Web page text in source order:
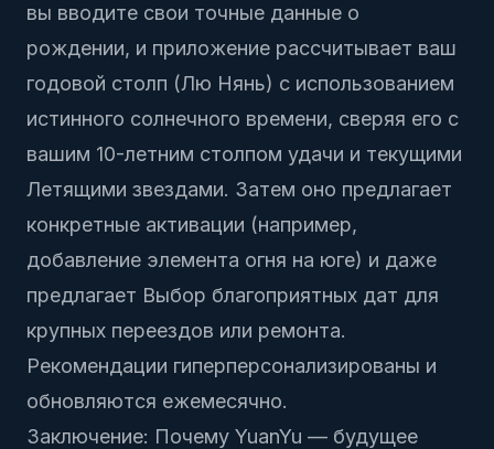
вы вводите свои точные данные о
рождении, и приложение рассчитывает ваш
годовой столп (Лю Нянь) с использованием
истинного солнечного времени, сверяя его с
вашим 10-летним столпом удачи и текущими
Летящими звездами. Затем оно предлагает
конкретные активации (например,
добавление элемента огня на юге) и даже
предлагает Выбор благоприятных дат для
крупных переездов или ремонта.
Рекомендации гиперперсонализированы и
обновляются ежемесячно.
Заключение: Почему YuanYu — будущее